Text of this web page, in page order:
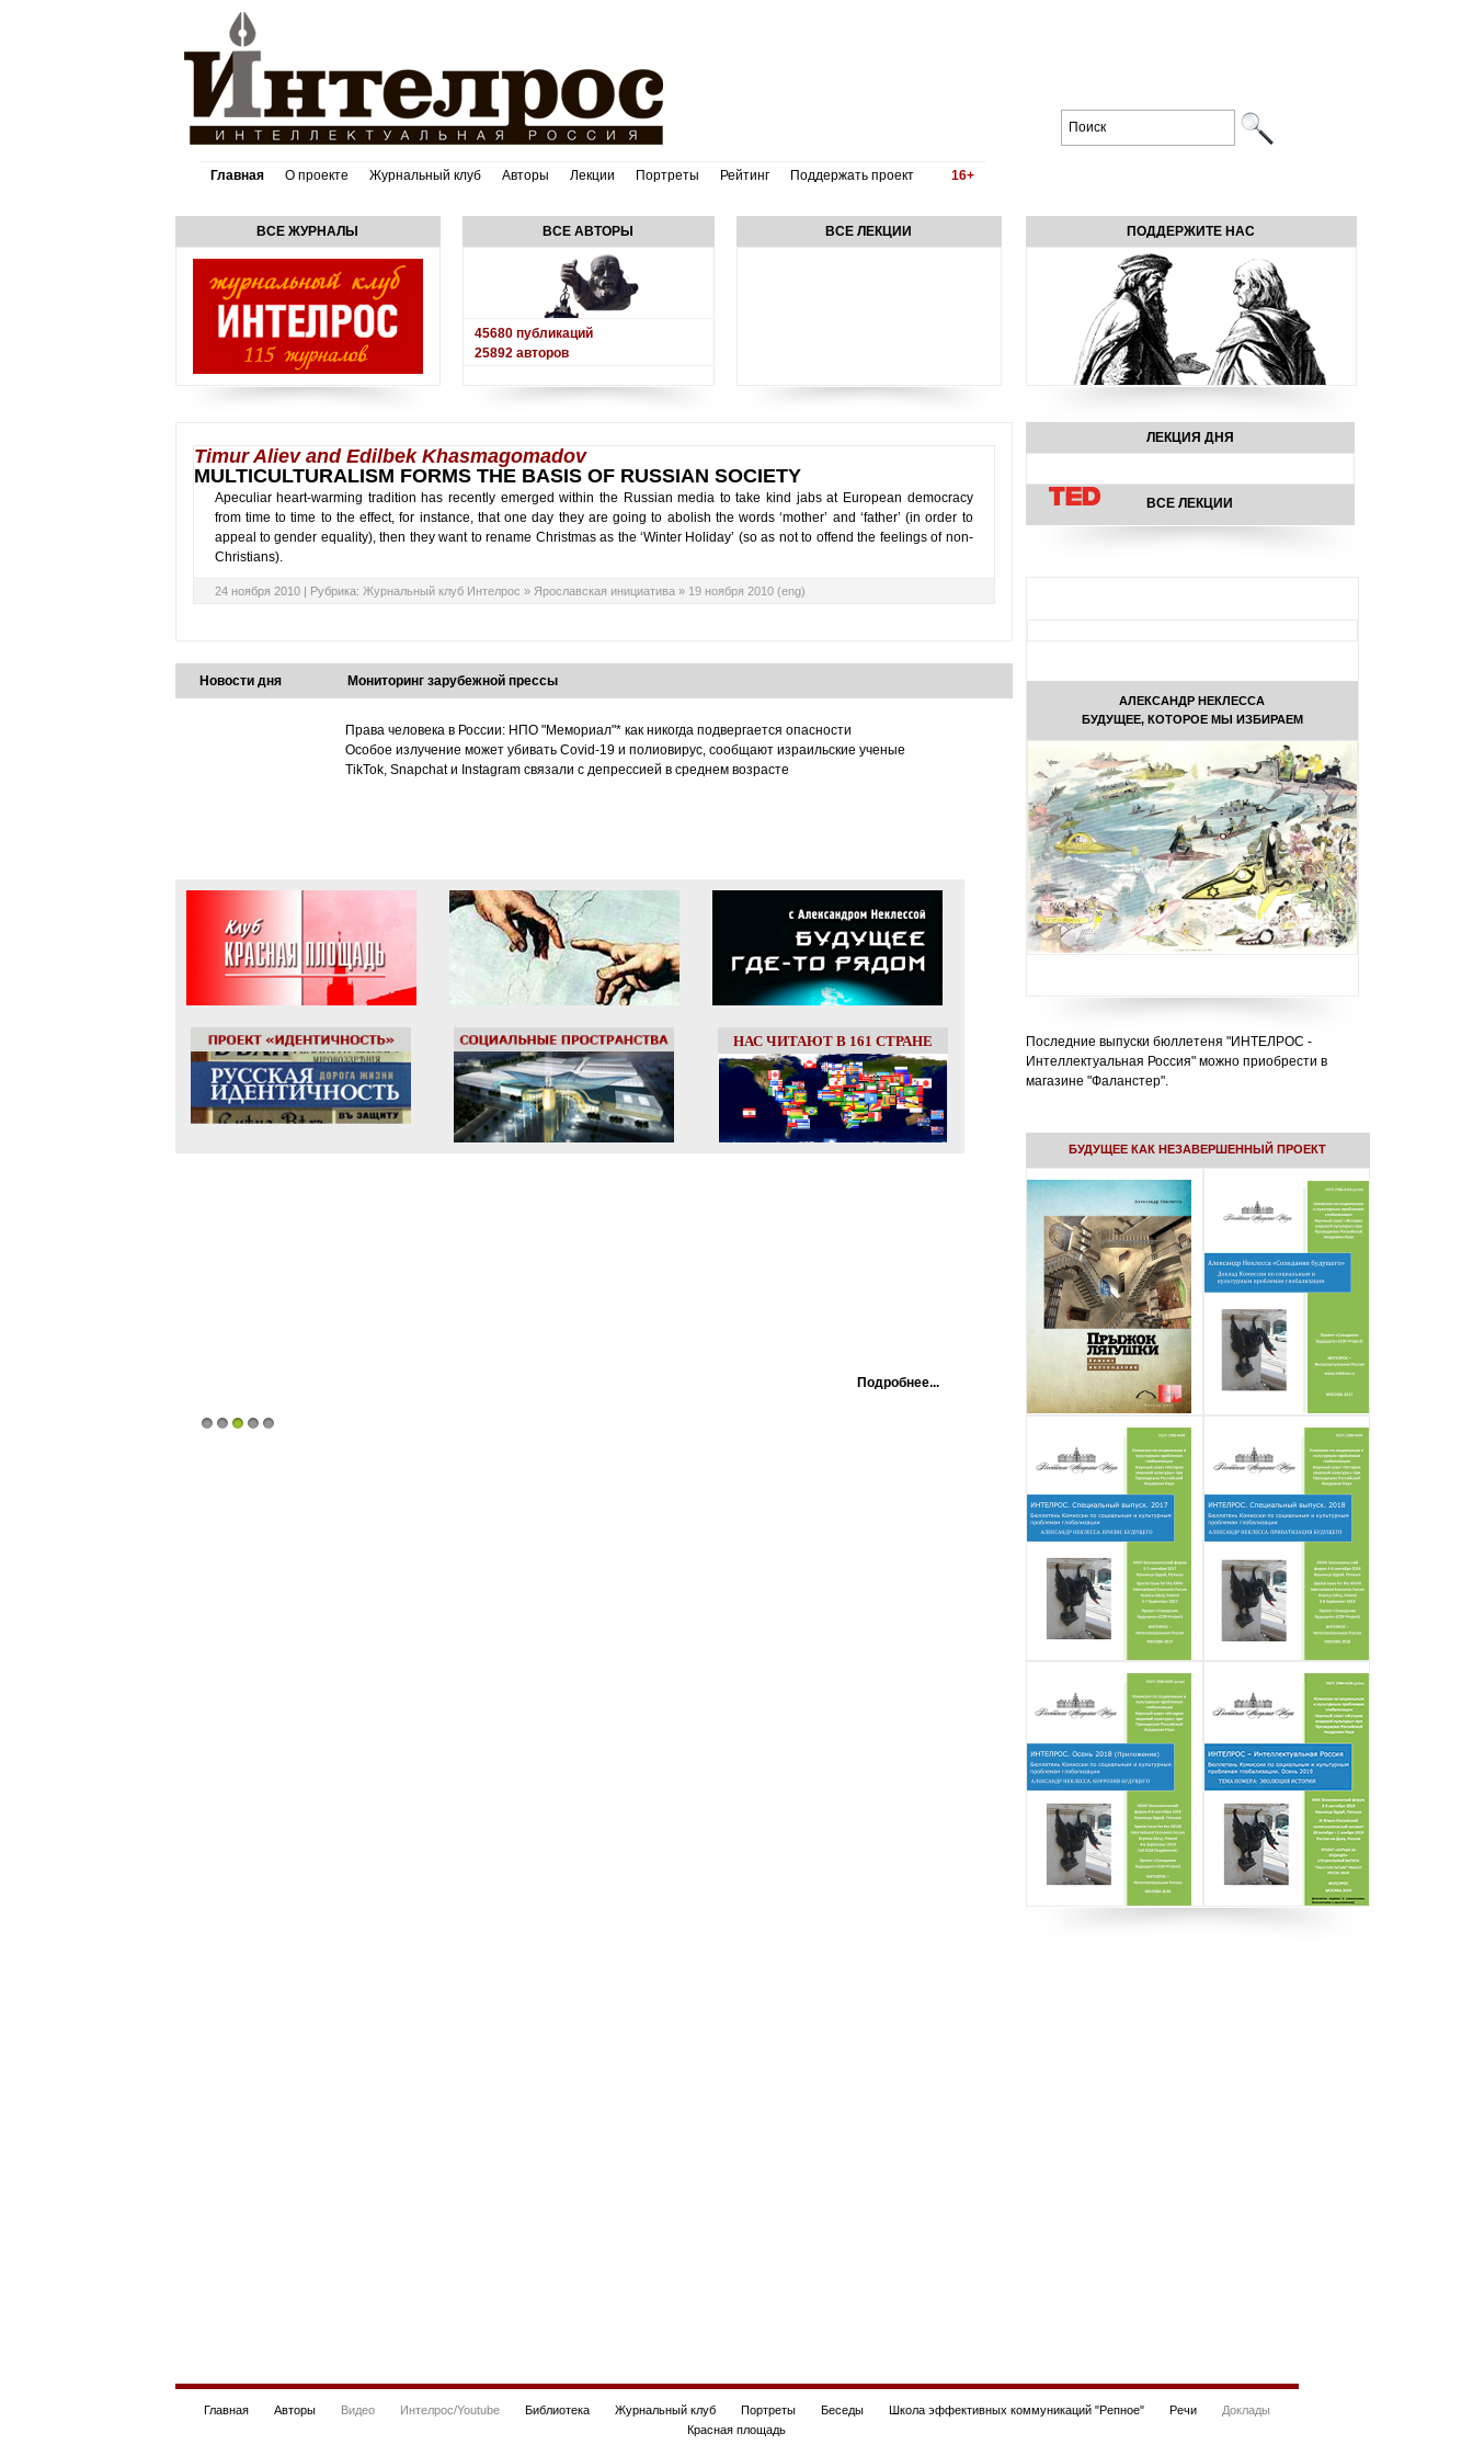
Главная О проекте Журнальный клуб Авторы Лекции Портреты Рейтинг Поддержать проект 16+
ВСЕ ЖУРНАЛЫ ВСЕ АВТОРЫ
45680публикаций
25892авторов
ВСЕ ЛЕКЦИИ
Timur Aliev and Edilbek Khasmagomadov
MULTICULTURALISM FORMS THE BASIS OF RUSSIAN SOCIETY
Apeculiar heart-warming tradition has recently emerged within the Russian media to take kind jabs at European democracy
from time to time to the effect, for instance, that one day they are going to abolish the words ‘mother’ and ‘father’ (in order to
appeal to gender equality), then they want to rename Christmas as the ‘Winter Holiday’ (so as not to offend the feelings of non-
Christians).
24 ноября 2010 | Рубрика: Журнальный клуб Интелрос » Ярославская инициатива » 19 ноября 2010 (eng)
Новости дня Мониторинг зарубежной прессы
Права человека в России: НПО "Мемориал"* как никогда подвергается опасности
Особое излучение может убивать Covid-19 и полиовирус, сообщают израильские ученые
TikTok, Snapchat и Instagram связали с депрессией в среднем возрасте
НАС ЧИТАЮТ В 161 СТРАНЕ
Подробнее...
ПОДДЕРЖИТЕ НАС
ЛЕКЦИЯ ДНЯ
ВСЕ ЛЕКЦИИ
АЛЕКСАНДР НЕКЛЕССА
БУДУЩЕЕ, КОТОРОЕ МЫ ИЗБИРАЕМ
Последние выпуски бюллетеня "ИНТЕЛРОС -
Интеллектуальная Россия" можно приобрести в
магазине "Фаланстер".
БУДУЩЕЕ КАК НЕЗАВЕРШЕННЫЙ ПРОЕКТ
Главная Авторы Видео Интелрос/Youtube Библиотека Журнальный клуб Портреты Беседы Школа эффективных коммуникаций "Репное" Речи
Доклады
Красная площадь